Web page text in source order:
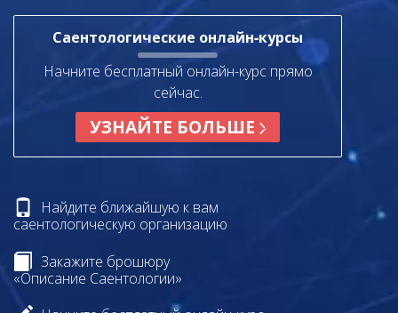
Саентологические онлайн‑курсы
Начните бесплатный онлайн-курс прямо
сейчас.
УЗНАЙТЕ БОЛЬШЕ
Найдите ближайшую к вам
саентологическую организацию
Закажите брошюру
«Описание Саентологии»